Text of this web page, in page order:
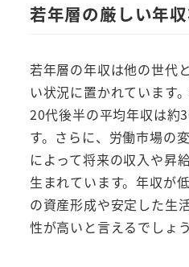
若年層の厳しい年
若年層の年収は他の世代
い状況に置かれています
20代後半の平均年収は約
す。さらに、労働市場の
によって将来の収入や昇
生まれています。年収が
の資産形成や安定した生
性が高いと言えるでしょう